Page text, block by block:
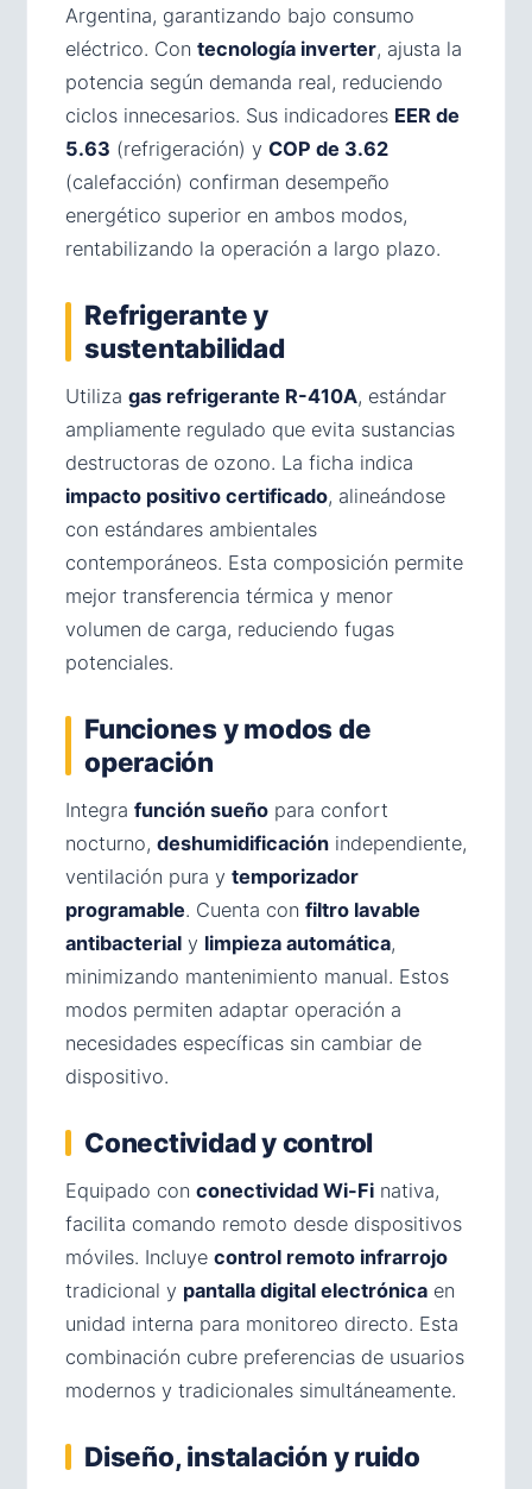
Argentina, garantizando bajo consumo
eléctrico. Con tecnología inverter, ajusta la
potencia según demanda real, reduciendo
ciclos innecesarios. Sus indicadores EER de
5.63 (refrigeración) y COP de 3.62
(calefacción) confirman desempeño
energético superior en ambos modos,
rentabilizando la operación a largo plazo.
Refrigerante y
sustentabilidad
Utiliza gas refrigerante R-410A, estándar
ampliamente regulado que evita sustancias
destructoras de ozono. La ficha indica
impacto positivo certificado, alineándose
con estándares ambientales
contemporáneos. Esta composición permite
mejor transferencia térmica y menor
volumen de carga, reduciendo fugas
potenciales.
Funciones y modos de
operación
Integra función sueño para confort
nocturno, deshumidificación independiente,
ventilación pura y temporizador
programable. Cuenta con filtro lavable
antibacterial y limpieza automática,
minimizando mantenimiento manual. Estos
modos permiten adaptar operación a
necesidades específicas sin cambiar de
dispositivo.
Conectividad y control
Equipado con conectividad Wi-Fi nativa,
facilita comando remoto desde dispositivos
móviles. Incluye control remoto infrarrojo
tradicional y pantalla digital electrónica en
unidad interna para monitoreo directo. Esta
combinación cubre preferencias de usuarios
modernos y tradicionales simultáneamente.
Diseño, instalación y ruido